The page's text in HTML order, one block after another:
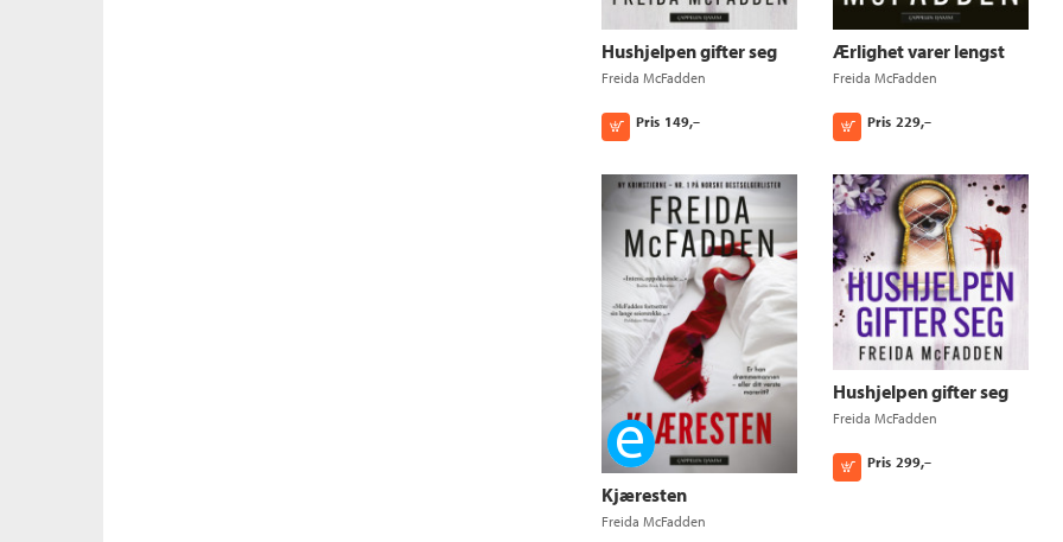
Hushjelpen gifter seg
Freida McFadden
Pris 149,–
Kjøp
Ærlighet varer lengst
Freida McFadden
Pris 229,–
Kjøp
Ebok
Kjæresten
Freida McFadden
Hushjelpen gifter seg
Freida McFadden
Pris 299,–
Kjøp